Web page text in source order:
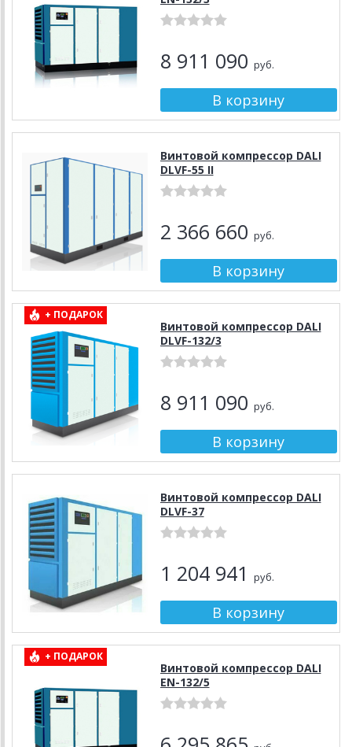
8 911 090 руб.
Винтовой компрессор DALI
DLVF-55 II
2 366 660 руб.
+ ПОДАРОК
Винтовой компрессор DALI
DLVF-132/3
8 911 090 руб.
Винтовой компрессор DALI
DLVF-37
1 204 941 руб.
+ ПОДАРОК
Винтовой компрессор DALI
EN-132/5